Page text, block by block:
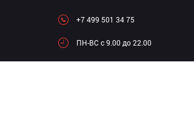
+7 499 501 34 75
ПН-ВC c 9.00 до 22.00